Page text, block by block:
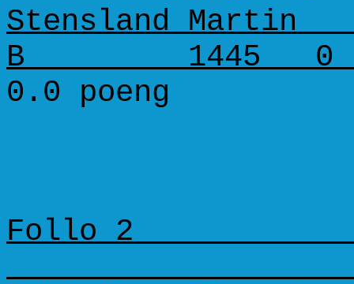
Stensland Martin
B 1445 0 -
0.0 poeng
Follo